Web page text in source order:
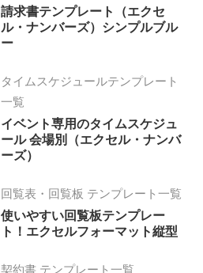
請求書テンプレート（エクセ
ル・ナンバーズ）シンプルブル
ー
タイムスケジュールテンプレート
一覧
イベント専用のタイムスケジュ
ール 会場別（エクセル・ナンバ
ーズ）
回覧表・回覧板 テンプレート一覧
使いやすい回覧板テンプレー
ト！エクセルフォーマット縦型
契約書 テンプレート一覧